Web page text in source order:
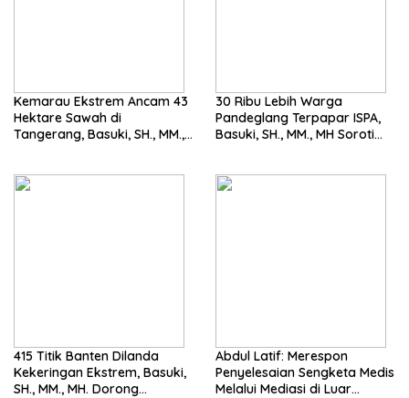
Kemarau Ekstrem Ancam 43
Hektare Sawah di
Tangerang, Basuki, SH., MM.,
30 Ribu Lebih Warga
Pandeglang Terpapar ISPA,
Basuki, SH., MM., MH Soroti
415 Titik Banten Dilanda
Kekeringan Ekstrem, Basuki,
SH., MM., MH. Dorong
Abdul Latif: Merespon
Penyelesaian Sengketa Medis
Melalui Mediasi di Luar